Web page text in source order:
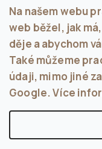
Na našem webu
web běžel, jak
děje a abychom
Také můžeme
údaji, mimo jiné
Google. Více